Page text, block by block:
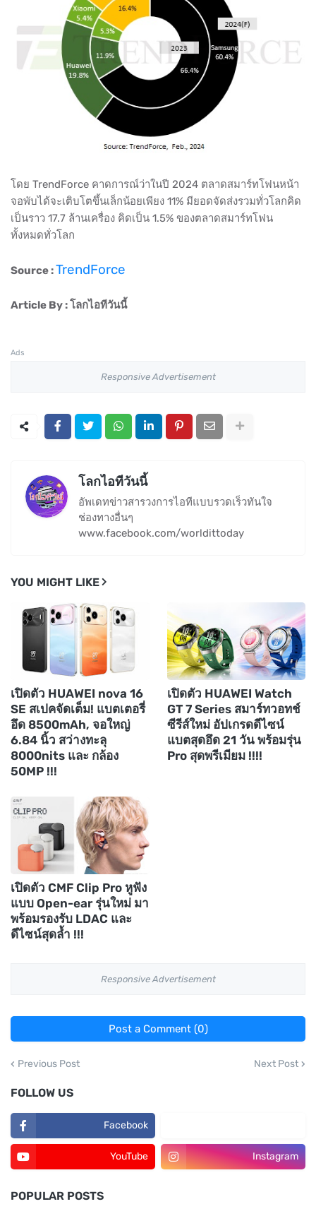
โดย TrendForce คาดการณ์ว่าในปี 2024 ตลาดสมาร์ทโฟนหน้า
จอพับได้จะเติบโตขึ้นเล็กน้อยเพียง 11% มียอดจัดส่งรวมทั่วโลกคิด
เป็นราว 17.7 ล้านเครื่อง คิดเป็น 1.5% ของตลาดสมาร์ทโฟน
ทั้งหมดทั่วโลก
Source :TrendForce
Article By : โลกไอทีวันนี้
Ads
Responsive Advertisement
โลกไอทีวันนี้
อัพเดทข่าวสารวงการไอทีแบบรวดเร็วทันใจ
ช่องทางอื่นๆ
www.facebook.com/worldittoday
YOU MIGHT LIKE
เปิดตัว HUAWEI nova 16
SE สเปคจัดเต็ม! แบตเตอรี่
อึด 8500mAh, จอใหญ่
6.84 นิ้ว สว่างทะลุ
8000nits และ กล้อง
50MP !!!
เปิดตัว HUAWEI Watch
GT 7 Series สมาร์ทวอทช์
ซีรีส์ใหม่ อัปเกรดดีไซน์
แบตสุดอึด 21 วัน พร้อมรุ่น
Pro สุดพรีเมียม !!!!
เปิดตัว CMF Clip Pro หูฟัง
แบบ Open-ear รุ่นใหม่ มา
พร้อมรองรับ LDAC และ
ดีไซน์สุดล้ำ !!!
Responsive Advertisement
Post a Comment (0)
Previous Post Next Post
FOLLOW US
Facebook
YouTube Instagram
POPULAR POSTS